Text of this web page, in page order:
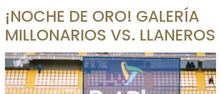
¡NOCHE DE ORO! GALERÍA
MILLONARIOS VS. LLANEROS